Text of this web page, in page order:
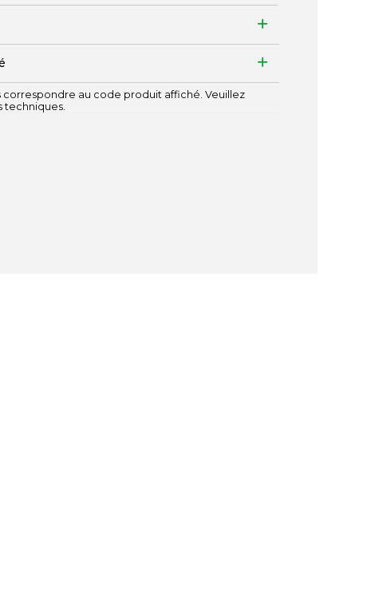
correspondre au code produit affiché. Veuillez
techniques.